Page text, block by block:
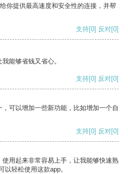
你提供最高速度和安全性的连接，并帮
支持[0] 反对[0]
能够省钱又省心。
支持[0] 反对[0]
可以增加一些新功能，比如增加一个自
支持[0] 反对[0]
用起来非常容易上手，让我能够快速熟
以轻松使用这款app。